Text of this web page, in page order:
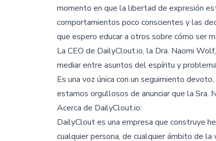
momento en que la libertad de expresión
comportamientos poco conscientes y las
que espero educar a otros sobre cómo ser
La CEO de DailyClout.io, la Dra. Naomi
mediar entre asuntos del espíritu y
Es una voz única con un seguimiento
estamos orgullosos de anunciar que la Sra.
Acerca de DailyClout.io:
DailyClout es una empresa que construye
cualquier persona, de cualquier ámbito de